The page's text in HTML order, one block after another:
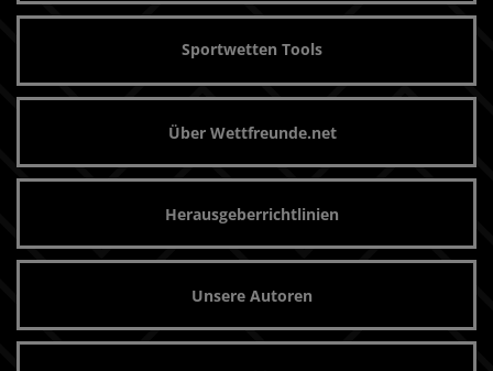
Sportwetten Tools
Über Wettfreunde.net
Herausgeberrichtlinien
Unsere Autoren